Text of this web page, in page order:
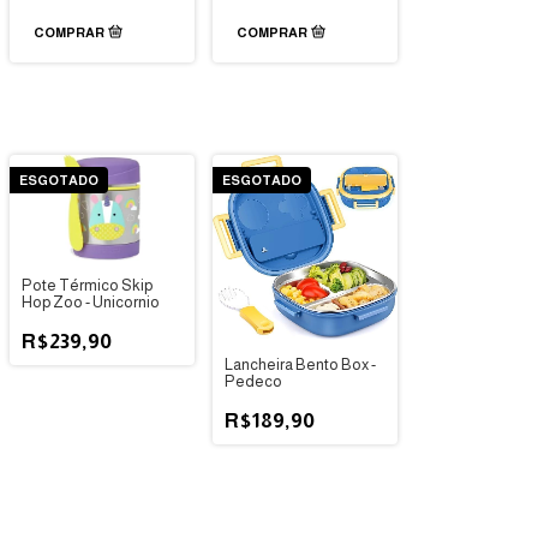
ESGOTADO
Pote Térmico Skip
Hop Zoo - Unicornio
R$239,90
ESGOTADO
Lancheira Bento Box -
Pedeco
R$189,90